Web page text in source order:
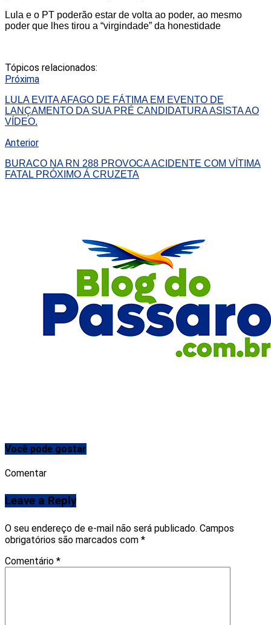
Lula e o PT poderão estar de volta ao poder, ao mesmo
poder que lhes tirou a “virgindade” da honestidade
Tópicos relacionados:
Próxima
LULA EVITA AFAGO DE FÁTIMA EM EVENTO DE
LANÇAMENTO DA SUA PRÉ CANDIDATURA ASISTA AO
VÍDEO.
Anterior
BURACO NA RN 288 PROVOCA ACIDENTE COM VÍTIMA
FATAL PRÓXIMO Á CRUZETA
Você pode gostar
Comentar
Leave a Reply
O seu endereço de e-mail não será publicado. Campos
obrigatórios são marcados com *
Comentário *